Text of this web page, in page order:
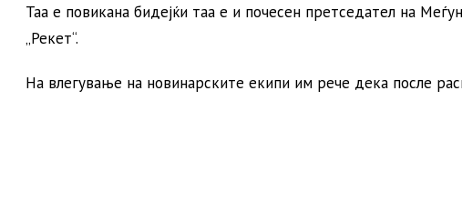
Таа е повикана бидејќи таа е и почесен претседател на
„Рекет“.
На влегување на новинарските екипи им рече дека после